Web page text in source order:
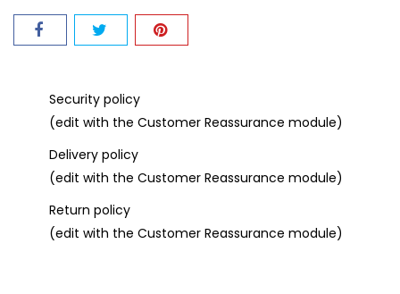
Security policy
(edit with the Customer Reassurance module)
Delivery policy
(edit with the Customer Reassurance module)
Return policy
(edit with the Customer Reassurance module)